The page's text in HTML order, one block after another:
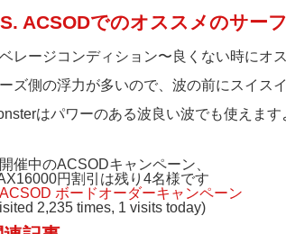
ACSODでのオススメのサー
レージコンディション〜良くない時にオ
ズ側の浮力が多いので、波の前にスイス
はパワーのある波良い波でも使えます
催中のACSODキャンペーン、
円割引は残り4名様です
ボードオーダーキャンペーン
2,235 times, 1 visits today)